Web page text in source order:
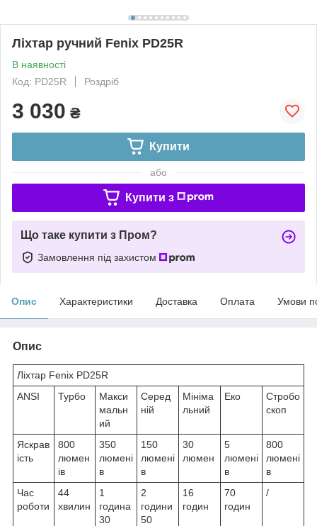
Ліхтар ручний Fenix PD25R
В наявності
Код: PD25R
Роздріб
3 030 ₴
Купити
або
Купити з
Що таке купити з Пром?
Замовлення під захистом
Опис Характеристики Доставка Оплата Умови
Опис
Ліхтар Fenix PD25R
ANSI
Турбо
Макси
мальн
ий
Серед
ній
Мініма
льний
Еко
Стробо
скоп
Яскрав
ість
800
люмен
ів
350
люмені
в
150
люмені
в
30
люмен
5
люмені
в
800
люмені
в
Час
роботи
44
хвилин
1
година
30
2
години
50
16
годин
70
годин
/